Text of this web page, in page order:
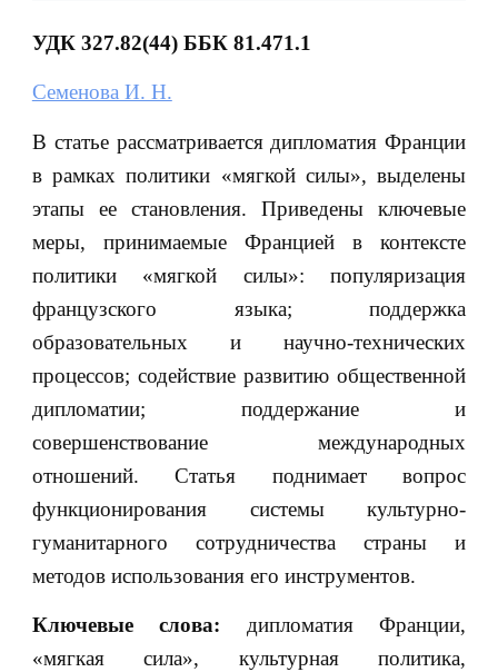
УДК 327.82(44) ББК 81.471.1
Семенова И. Н.
В статье рассматривается дипломатия Франции
в рамках политики «мягкой силы», выделены
этапы ее становления. Приведены ключевые
меры, принимаемые Францией в контексте
политики «мягкой силы»: популяризация
французского языка; поддержка
образовательных и научно-технических
процессов; содействие развитию общественной
дипломатии; поддержание и
совершенствование международных
отношений. Статья поднимает вопрос
функционирования системы культурно-
гуманитарного сотрудничества страны и
методов использования его инструментов.
Ключевые слова: дипломатия Франции,
«мягкая сила», культурная политика,